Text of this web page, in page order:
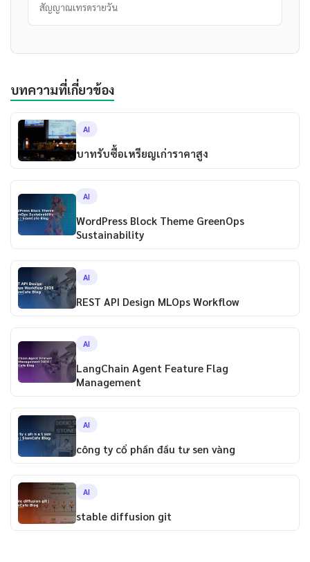
สัญญาณเทรดรายวัน
บทความที่เกี่ยวข้อง
AI
บาทรับซื้อเหรียญเก่าราคาสูง
AI
WordPress Block Theme GreenOps
Sustainability
AI
REST API Design MLOps Workflow
AI
LangChain Agent Feature Flag
Management
AI
công ty cổ phần đầu tư sen vàng
AI
stable diffusion git